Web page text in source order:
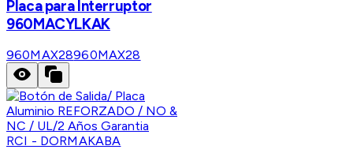
Placa para Interruptor
960MACYLKAK
960MAX28960MAX28
RCI - DORMAKABA